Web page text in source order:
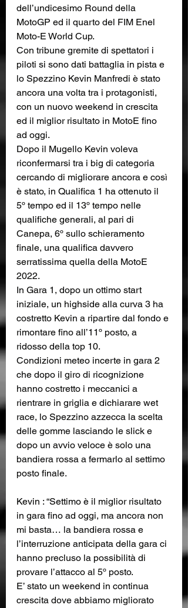
dell’undicesimo Round della
MotoGP ed il quarto del FIM Enel
Moto-E World Cup.
Con tribune gremite di spettatori i
piloti si sono dati battaglia in pista e
lo Spezzino Kevin Manfredi è stato
ancora una volta tra i protagonisti,
con un nuovo weekend in crescita
ed il miglior risultato in MotoE fino
ad oggi.
Dopo il Mugello Kevin voleva
riconfermarsi tra i big di categoria
cercando di migliorare ancora e così
è stato, in Qualifica 1 ha ottenuto il
5º tempo ed il 13º tempo nelle
qualifiche generali, al pari di
Canepa, 6º sullo schieramento
finale, una qualifica davvero
serratissima quella della MotoE
2022.
In Gara 1, dopo un ottimo start
iniziale, un highside alla curva 3 ha
costretto Kevin a ripartire dal fondo e
rimontare fino all’11º posto, a
ridosso della top 10.
Condizioni meteo incerte in gara 2
che dopo il giro di ricognizione
hanno costretto i meccanici a
rientrare in griglia e dichiarare wet
race, lo Spezzino azzecca la scelta
delle gomme lasciando le slick e
dopo un avvio veloce è solo una
bandiera rossa a fermarlo al settimo
posto finale.
Kevin : “Settimo è il miglior risultato
in gara fino ad oggi, ma ancora non
mi basta… la bandiera rossa e
l’interruzione anticipata della gara ci
hanno precluso la possibilità di
provare l’attacco al 5º posto.
E’ stato un weekend in continua
crescita dove abbiamo migliorato